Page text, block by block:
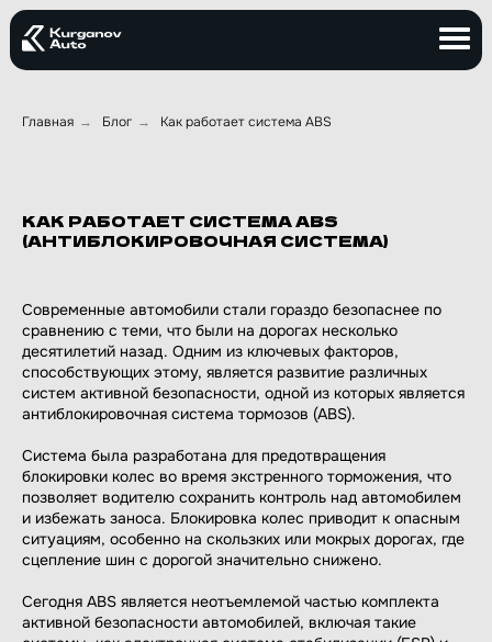
Главная → Блог → Как работает система ABS
КАК РАБОТАЕТ СИСТЕМА ABS
(АНТИБЛОКИРОВОЧНАЯ СИСТЕМА)
Современные автомобили стали гораздо безопаснее по
сравнению с теми, что были на дорогах несколько
десятилетий назад. Одним из ключевых факторов,
способствующих этому, является развитие различных
систем активной безопасности, одной из которых является
антиблокировочная система тормозов (ABS).
Система была разработана для предотвращения
блокировки колес во время экстренного торможения, что
позволяет водителю сохранить контроль над автомобилем
и избежать заноса. Блокировка колес приводит к опасным
ситуациям, особенно на скользких или мокрых дорогах, где
сцепление шин с дорогой значительно снижено.
Сегодня ABS является неотъемлемой частью комплекта
активной безопасности автомобилей, включая такие